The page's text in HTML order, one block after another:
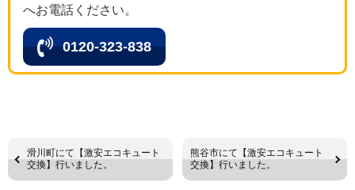
へお電話ください。
0120-323-838
滑川町にて【激安エコキュート
交換】行いました。
熊谷市にて【激安エコキュート
交換】行いました。